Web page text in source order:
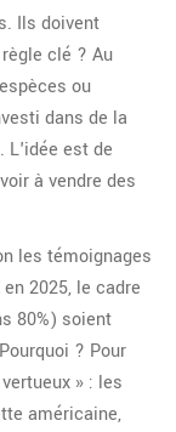
Ils doivent
clé ? Au
ou
dans de la
L'idée est de
à vendre des
les témoignages
2025, le cadre
80%) soient
? Pour
» : les
américaine,